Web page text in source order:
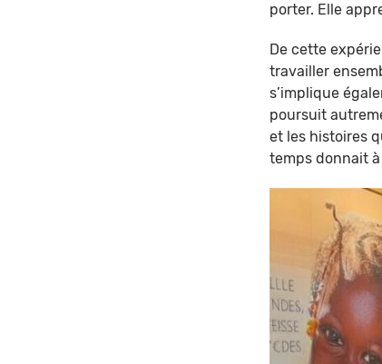
porter. Elle
De cette
travailler
s’implique
poursuit
et les histoires
temps donnait